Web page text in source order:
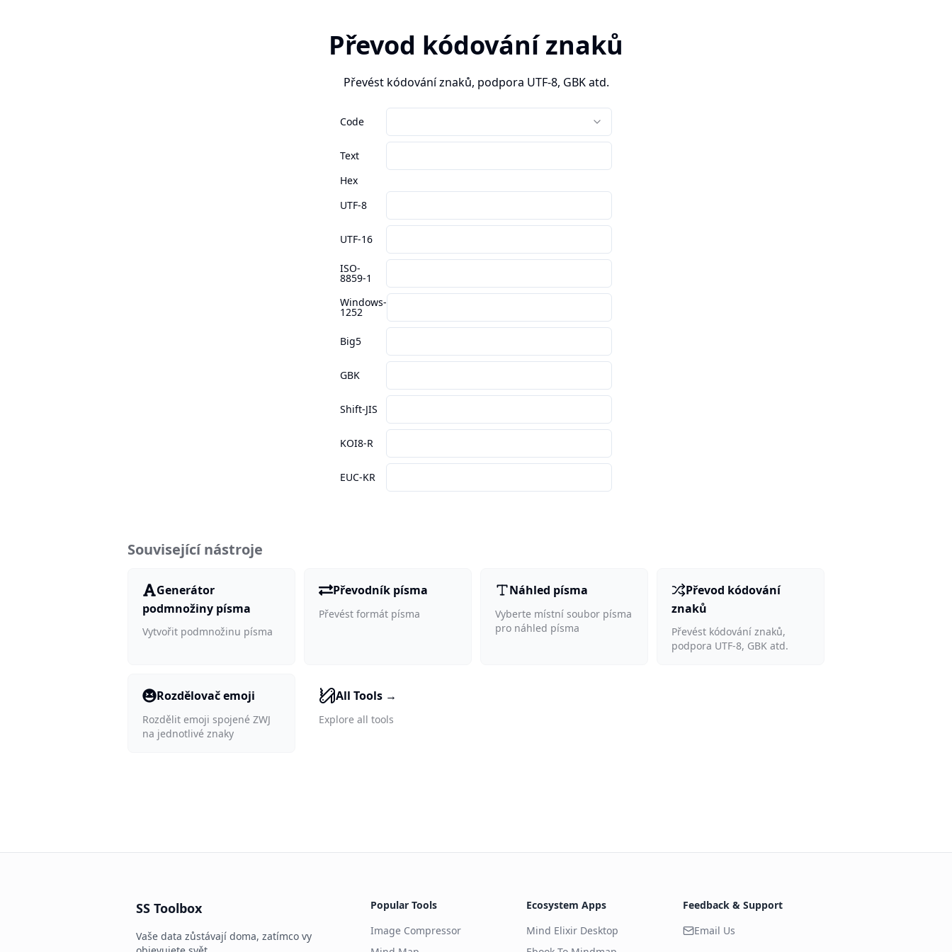
Převod kódování znaků
Převést kódování znaků, podpora UTF-8, GBK atd.
Code
Text
Hex
UTF-8
UTF-16
ISO-
8859-1
Windows-
1252
Big5
GBK
Shift-JIS
KOI8-R
EUC-KR
Související nástroje
Generátor
podmnožiny písma
Vytvořit podmnožinu písma
Převodník písma
Převést formát písma
Náhled písma
Vyberte místní soubor písma
pro náhled písma
Převod kódování
znaků
Převést kódování znaků,
podpora UTF-8, GBK atd.
Rozdělovač emoji
Rozdělit emoji spojené ZWJ
na jednotlivé znaky
All Tools →
Explore all tools
SS Toolbox
Vaše data zůstávají doma, zatímco vy
Popular Tools
Image Compressor
Ecosystem Apps
Mind Elixir Desktop
Feedback & Support
Email Us